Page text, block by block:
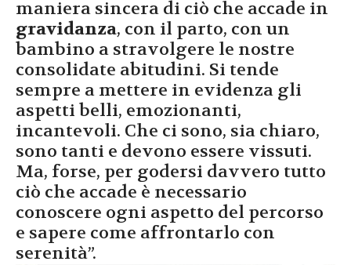
maniera sincera di ciò che accade in
gravidanza, con il parto, con un
bambino a stravolgere le nostre
consolidate abitudini. Si tende
sempre a mettere in evidenza gli
aspetti belli, emozionanti,
incantevoli. Che ci sono, sia chiaro,
sono tanti e devono essere vissuti.
Ma, forse, per godersi davvero tutto
ciò che accade è necessario
conoscere ogni aspetto del percorso
e sapere come affrontarlo con
serenità”.